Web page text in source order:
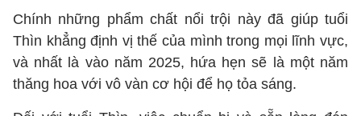
Chính những phẩm chất nổi trội này đã giúp tuổi
Thìn khẳng định vị thế của mình trong mọi lĩnh vực,
và nhất là vào năm 2025, hứa hẹn sẽ là một năm
thăng hoa với vô vàn cơ hội để họ tỏa sáng.